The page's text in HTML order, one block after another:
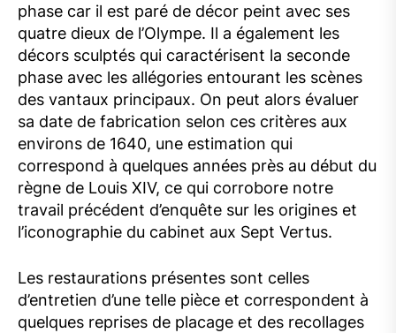
phase car il est paré de décor peint avec ses
quatre dieux de l’Olympe. Il a également les
décors sculptés qui caractérisent la seconde
phase avec les allégories entourant les scènes
des vantaux principaux. On peut alors évaluer
sa date de fabrication selon ces critères aux
environs de 1640, une estimation qui
correspond à quelques années près au début du
règne de Louis XIV, ce qui corrobore notre
travail précédent d’enquête sur les origines et
l’iconographie du cabinet aux Sept Vertus.
Les restaurations présentes sont celles
d’entretien d’une telle pièce et correspondent à
quelques reprises de placage et des recollages